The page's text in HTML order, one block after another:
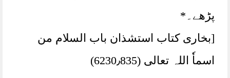
پڑھے۔*
[بخاری کتاب استشذان باب السلام من
اسماٗ اللہ تعالی (6230٫835)